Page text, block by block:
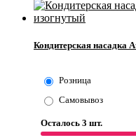
Кондитерская насадка
Розница
Самовывоз
Осталось 3 шт.